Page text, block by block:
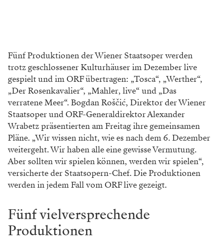
Fünf Produktionen der Wiener Staatsoper werden
trotz geschlossener Kulturhäuser im Dezember live
gespielt und im ORF übertragen: „Tosca“, „Werther“,
„Der Rosenkavalier“, „Mahler, live“ und „Das
verratene Meer“. Bogdan Roščić, Direktor der Wiener
Staatsoper und ORF-Generaldirektor Alexander
Wrabetz präsentierten am Freitag ihre gemeinsamen
Pläne. „Wir wissen nicht, wie es nach dem 6. Dezember
weitergeht. Wir haben alle eine gewisse Vermutung.
Aber sollten wir spielen können, werden wir spielen“,
versicherte der Staatsopern-Chef. Die Produktionen
werden in jedem Fall vom ORF live gezeigt.
Fünf vielversprechende
Produktionen